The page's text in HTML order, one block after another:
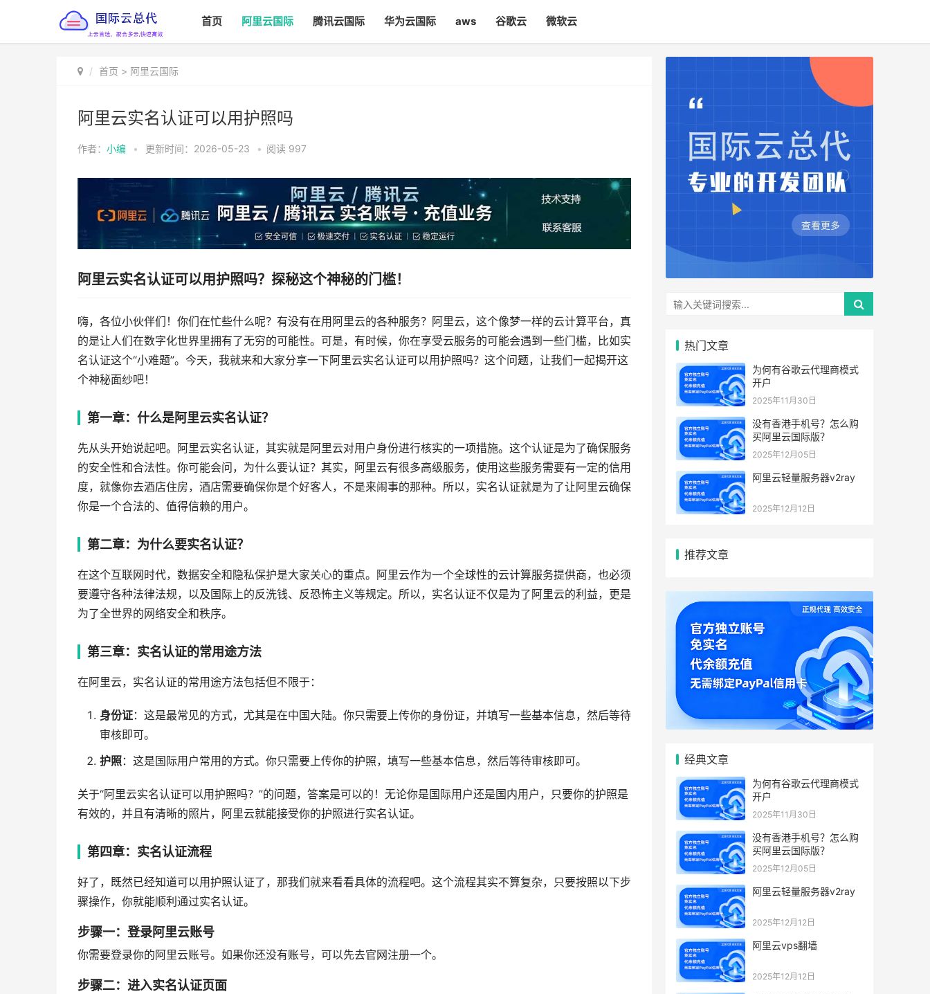
首页 阿里云国际 腾讯云国际 华为云国际 aws 谷歌云 微软云
首页 > 阿里云国际
阿里云实名认证可以用护照吗
作者： 小编 • 更新时间：2026-05-23 • 阅读 997
阿里云实名认证可以用护照吗？探秘这个神秘的门槛！
嗨，各位小伙伴们！你们在忙些什么呢？有没有在用阿里云的各种服务？阿里云，这个像梦一样的云计算平台，真
的是让人们在数字化世界里拥有了无穷的可能性。可是，有时候，你在享受云服务的可能会遇到一些门槛，比如实
名认证这个“小难题”。今天，我就来和大家分享一下阿里云实名认证可以用护照吗？这个问题，让我们一起揭开这
个神秘面纱吧！
第一章：什么是阿里云实名认证？
先从头开始说起吧。阿里云实名认证，其实就是阿里云对用户身份进行核实的一项措施。这个认证是为了确保服务
的安全性和合法性。你可能会问，为什么要认证？其实，阿里云有很多高级服务，使用这些服务需要有一定的信用
度，就像你去酒店住房，酒店需要确保你是个好客人，不是来闹事的那种。所以，实名认证就是为了让阿里云确保
你是一个合法的、值得信赖的用户。
第二章：为什么要实名认证？
在这个互联网时代，数据安全和隐私保护是大家关心的重点。阿里云作为一个全球性的云计算服务提供商，也必须
要遵守各种法律法规，以及国际上的反洗钱、反恐怖主义等规定。所以，实名认证不仅是为了阿里云的利益，更是
为了全世界的网络安全和秩序。
第三章：实名认证的常用途方法
在阿里云，实名认证的常用途方法包括但不限于：
身份证：这是最常见的方式，尤其是在中国大陆。你只需要上传你的身份证，并填写一些基本信息，然后等待
审核即可。
护照：这是国际用户常用的方式。你只需要上传你的护照，填写一些基本信息，然后等待审核即可。
关于“阿里云实名认证可以用护照吗？”的问题，答案是可以的！无论你是国际用户还是国内用户，只要你的护照是
有效的，并且有清晰的照片，阿里云就能接受你的护照进行实名认证。
第四章：实名认证流程
好了，既然已经知道可以用护照认证了，那我们就来看看具体的流程吧。这个流程其实不算复杂，只要按照以下步
骤操作，你就能顺利通过实名认证。
步骤一：登录阿里云账号
你需要登录你的阿里云账号。如果你还没有账号，可以先去官网注册一个。
步骤二：进入实名认证页面
热门文章
为何有谷歌云代理商模式
开户
2025年11月30日
没有香港手机号？怎么购
买阿里云国际版？
2025年12月05日
阿里云轻量服务器v2ray
2025年12月12日
推荐文章
经典文章
为何有谷歌云代理商模式
开户
2025年11月30日
没有香港手机号？怎么购
买阿里云国际版？
2025年12月05日
阿里云轻量服务器v2ray
2025年12月12日
阿里云vps翻墙
2025年12月12日